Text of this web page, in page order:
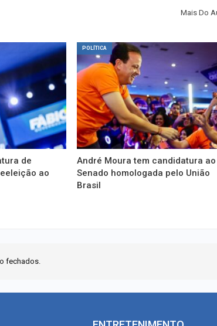
Mais Do
de
ao
POLÍTICA
André Moura tem candidatura ao
Senado homologada pelo União
Brasil
fechados.